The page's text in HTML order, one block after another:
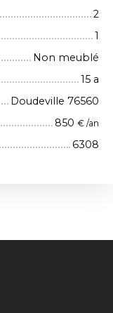
2
1
Non meublé
15 a
Doudeville 76560
850 € /an
6308